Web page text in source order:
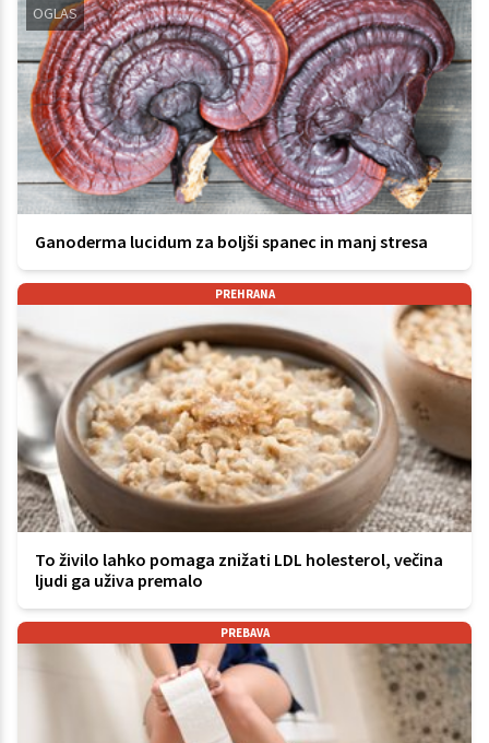
OGLAS
Ganoderma lucidum za boljši spanec in manj stresa
PREHRANA
To živilo lahko pomaga znižati LDL holesterol, večina
ljudi ga uživa premalo
PREBAVA